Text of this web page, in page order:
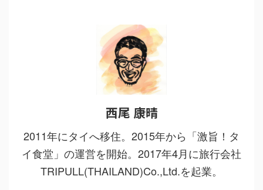
西尾 康晴
2011年にタイへ移住。2015年から「激旨！タ
イ食堂」の運営を開始。2017年4月に旅行会社
TRIPULL(THAILAND)Co.,Ltd.を起業。